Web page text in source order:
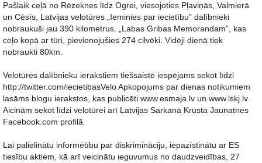
Pašlaik ceļā no Rēzeknes līdz Ogrei, viesojoties Pļaviņās, Valmierā
un Cēsīs, Latvijas velotūres „Ieminies par iecietību” dalībnieki
nobraukuši jau 390 kilometrus. „Labas Gribas Memorandam”, kas
ceļo kopā ar tūri, pievienojušies 274 cilvēki. Vidēji dienā tiek
nobraukti 80km.
Velotūres dalībnieku ierakstiem tiešsaistē iespējams sekot līdzi
http://twitter.com/iecietibasVelo Apkopojums par dienas notikumiem
lasāms blogu ierakstos, kas publicēti www.esmaja.lv un www.lskj.lv.
Aicinām sekot līdzi velotūrei arī Latvijas Sarkanā Krusta Jaunatnes
Facebook.com profilā.
Lai palielinātu informētību par diskrimināciju, iepazīstinātu ar ES
tiesību aktiem, kā arī veicinātu ieguvumus no daudzveidības, 27